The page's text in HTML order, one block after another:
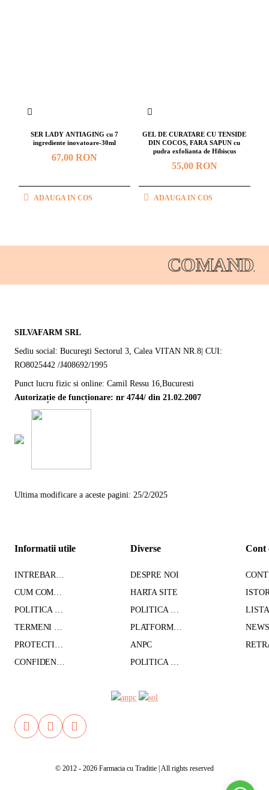
SER LADY ANTIAGING cu 7
ingrediente inovatoare-30ml
67,00 RON
ADAUGA IN COS
GEL DE CURATARE CU TENSIDE
DIN COCOS, FARA SAPUN cu
pudra exfolianta de Hibiscus
55,00 RON
ADAUGA IN COS
SILVAFARM SRL
Sediu social: Bucureşti Sectorul 3, Calea VITAN NR.8| CUI:
RO8025442 /J408692/1995
Punct lucru fizic si online: Camil Ressu 16,Bucuresti
Autorizație de funcționare: nr 4744/ din 21.02.2007
Ultima modificare a aceste pagini: 25/2/2025
Informatii utile
INTREBARI FRECVENTE
CUM COMAND - TRANSPORT - PLATA
POLITICA DE CONFIDENTIALITATE
TERMENI SI CONDITII
PROTECTIA DATELOR CU CARACTER PERSONAL
CONFIDENTIALITATE GDPR
Diverse
DESPRE NOI
HARTA SITE
POLITICA DE RETUR
PLATFORMA SOL
ANPC
POLITICA DE COOKIES
Cont
© 2012 - 2026 Farmacia cu Traditie | All rights reserved